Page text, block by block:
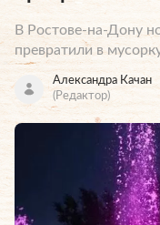
В Ростове-на-Дону
превратили в
Александра Качан
(Редактор)